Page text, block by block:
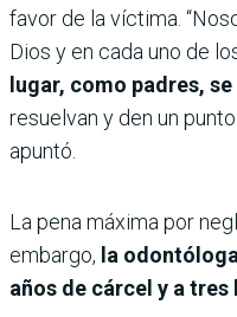
favor de la víctima.
Dios y en cada uno de
lugar, como padres,
resuelvan y den un
apuntó.
La pena máxima por
embargo, la
años de cárcel y a